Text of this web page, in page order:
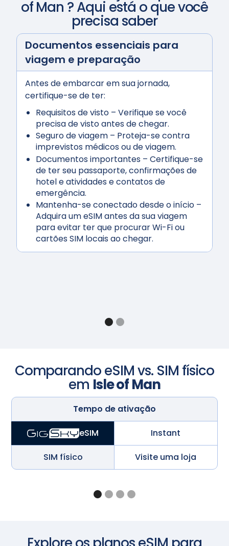
of Man ? Aqui está o que você
precisa saber
Documentos essenciais para
viagem e preparação
Antes de embarcar em sua jornada,
certifique-se de ter:
Requisitos de visto – Verifique se você
precisa de visto antes de chegar.
Seguro de viagem – Proteja-se contra
imprevistos médicos ou de viagem.
Documentos importantes – Certifique-se
de ter seu passaporte, confirmações de
hotel e atividades e contatos de
emergência.
Mantenha-se conectado desde o início –
Adquira um eSIM antes da sua viagem
para evitar ter que procurar Wi-Fi ou
cartões SIM locais ao chegar.
Comparando eSIM vs. SIM físico
em Isle of Man
Tempo de ativação
eSIM Instant
SIM físico Visite uma loja